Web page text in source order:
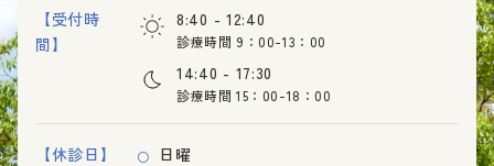
【受付時
間】
8:40 - 12:40
診療時間 9：00-13：00
14:40 - 17:30
診療時間 15：00-18：00
【休診日】
日曜